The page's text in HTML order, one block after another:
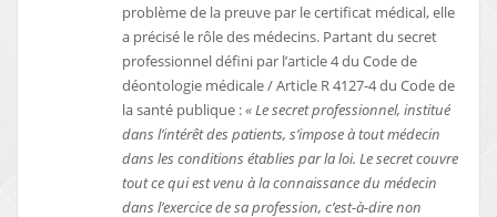
problème de la preuve par le certificat médical, elle
a précisé le rôle des médecins. Partant du secret
professionnel défini par l’article 4 du Code de
déontologie médicale / Article R 4127-4 du Code de
la santé publique :«Le secret professionnel, institué
dans l’intérêt des patients, s’impose à tout médecin
dans les conditions établies par la loi. Le secret couvre
tout ce qui est venu à la connaissance du médecin
dans l’exercice de sa profession, c’est-à-dire non